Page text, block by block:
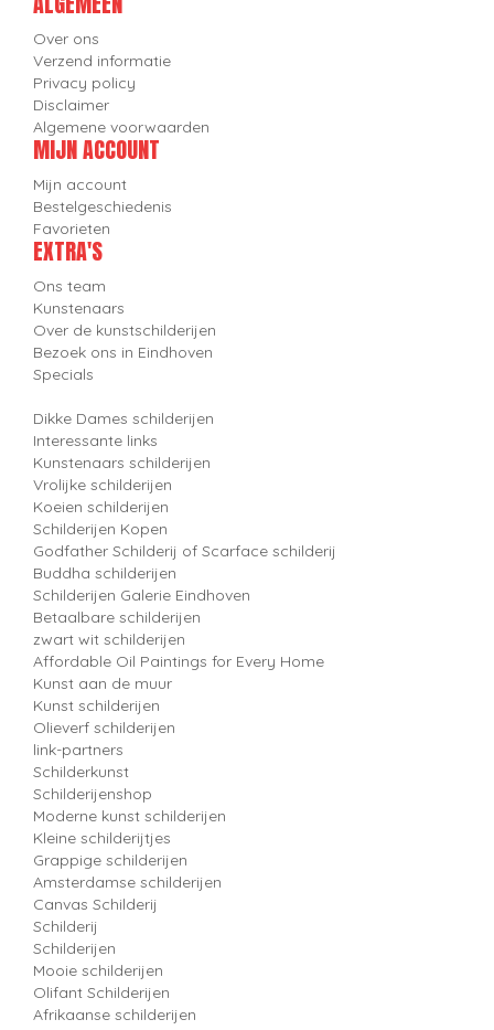
Over ons
Verzend informatie
Privacy policy
Disclaimer
Algemene voorwaarden
MIJN ACCOUNT
Mijn account
Bestelgeschiedenis
Favorieten
EXTRA'S
Ons team
Kunstenaars
Over de kunstschilderijen
Bezoek ons in Eindhoven
Specials
Dikke Dames schilderijen
Interessante links
Kunstenaars schilderijen
Vrolijke schilderijen
Koeien schilderijen
Schilderijen Kopen
Godfather Schilderij of Scarface schilderij
Buddha schilderijen
Schilderijen Galerie Eindhoven
Betaalbare schilderijen
zwart wit schilderijen
Affordable Oil Paintings for Every Home
Kunst aan de muur
Kunst schilderijen
Olieverf schilderijen
link-partners
Schilderkunst
Schilderijenshop
Moderne kunst schilderijen
Kleine schilderijtjes
Grappige schilderijen
Amsterdamse schilderijen
Canvas Schilderij
Schilderij
Schilderijen
Mooie schilderijen
Olifant Schilderijen
Afrikaanse schilderijen